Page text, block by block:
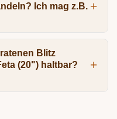
Ich mag z.B.
Blitz
(20") haltbar?